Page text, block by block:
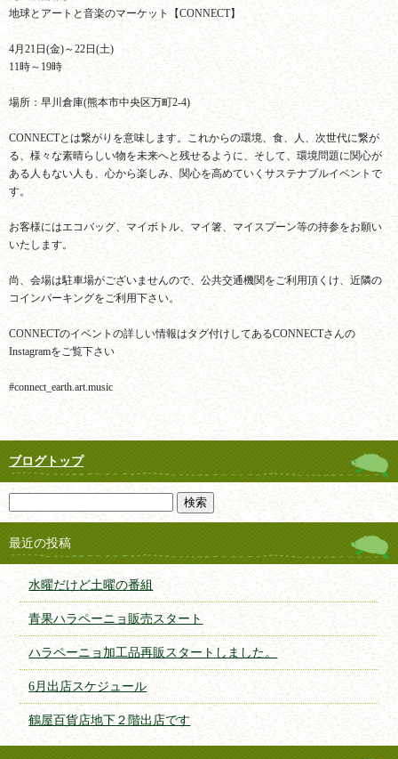
地球とアートと音楽のマーケット【CONNECT】
4月21日(金)～22日(土)
11時～19時
場所：早川倉庫(熊本市中央区万町2-4)
CONNECTとは繋がりを意味します。これからの環境、食、人、次世代に繋が
る、様々な素晴らしい物を未来へと残せるように、そして、環境問題に関心が
ある人もない人も、心から楽しみ、関心を高めていくサステナブルイベントで
す。
お客様にはエコバッグ、マイボトル、マイ箸、マイスプーン等の持参をお願い
いたします。
尚、会場は駐車場がございませんので、公共交通機関をご利用頂くけ、近隣の
コインパーキングをご利用下さい。
CONNECTのイベントの詳しい情報はタグ付けしてあるCONNECTさんの
Instagramをご覧下さい
#connect_earth.art.music
ブログトップ
最近の投稿
水曜だけど土曜の番組
青果ハラペーニョ販売スタート
ハラペーニョ加工品再販スタートしました。
6月出店スケジュール
鶴屋百貨店地下２階出店です